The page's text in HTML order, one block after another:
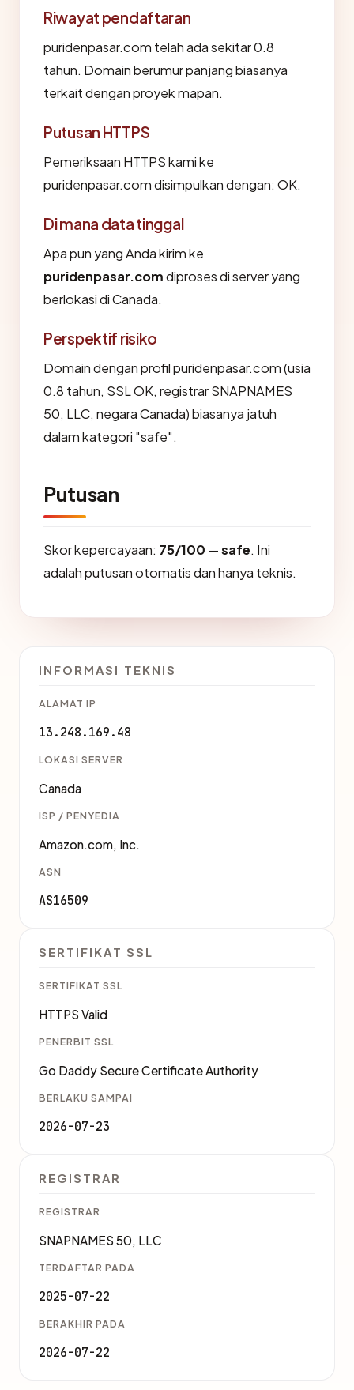
Riwayat pendaftaran
puridenpasar.com telah ada sekitar 0.8
tahun. Domain berumur panjang biasanya
terkait dengan proyek mapan.
Putusan HTTPS
Pemeriksaan HTTPS kami ke
puridenpasar.com disimpulkan dengan: OK.
Di mana data tinggal
Apa pun yang Anda kirim ke
puridenpasar.comdiproses di server yang
berlokasi di Canada.
Perspektif risiko
Domain dengan profil puridenpasar.com (usia
0.8 tahun, SSL OK, registrar SNAPNAMES
50, LLC, negara Canada) biasanya jatuh
dalam kategori "safe".
Putusan
Skor kepercayaan: 75/100 —safe. Ini
adalah putusan otomatis dan hanya teknis.
INFORMASI TEKNIS
ALAMAT IP
13.248.169.48
LOKASI SERVER
Canada
ISP / PENYEDIA
Amazon.com, Inc.
ASN
AS16509
SERTIFIKAT SSL
SERTIFIKAT SSL
HTTPS Valid
PENERBIT SSL
Go Daddy Secure Certificate Authority
BERLAKU SAMPAI
2026-07-23
REGISTRAR
REGISTRAR
SNAPNAMES 50, LLC
TERDAFTAR PADA
2025-07-22
BERAKHIR PADA
2026-07-22